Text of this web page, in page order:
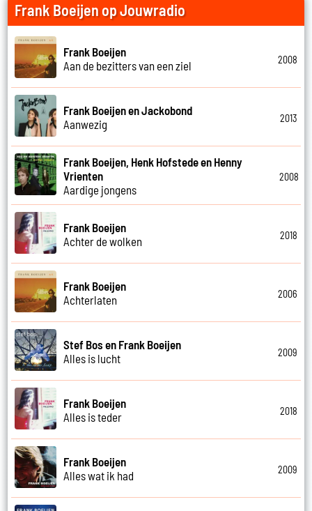
Frank Boeijen op Jouwradio
Frank Boeijen
Aan de bezitters van een ziel
2008
Frank Boeijen en Jackobond
Aanwezig
2013
Frank Boeijen, Henk Hofstede en Henny
Vrienten
Aardige jongens
2008
Frank Boeijen
Achter de wolken
2018
Frank Boeijen
Achterlaten
2006
Stef Bos en Frank Boeijen
Alles is lucht
2009
Frank Boeijen
Alles is teder
2018
Frank Boeijen
Alles wat ik had
2009